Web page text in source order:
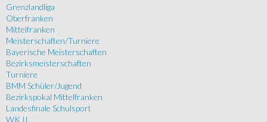
Grenzlandliga
Oberfranken
Mittelfranken
Meisterschaften/Turniere
Bayerische Meisterschaften
Bezirksmeisterschaften
Turniere
BMM Schüler/Jugend
Bezirkspokal Mittelfranken
Landesfinale Schulsport
WK II